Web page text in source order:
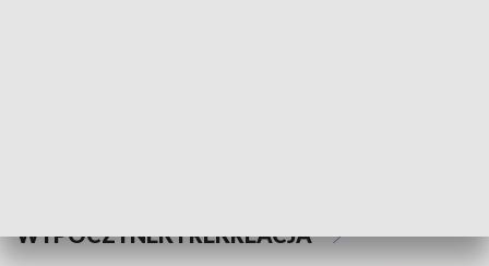
WYPOCZYNEK I REKREACJA